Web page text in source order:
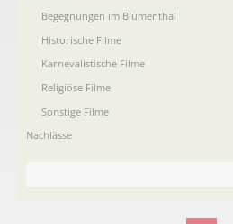
Begegnungen im Blumenthal
Historische Filme
Karnevalistische Filme
Religiöse Filme
Sonstige Filme
Nachlässe